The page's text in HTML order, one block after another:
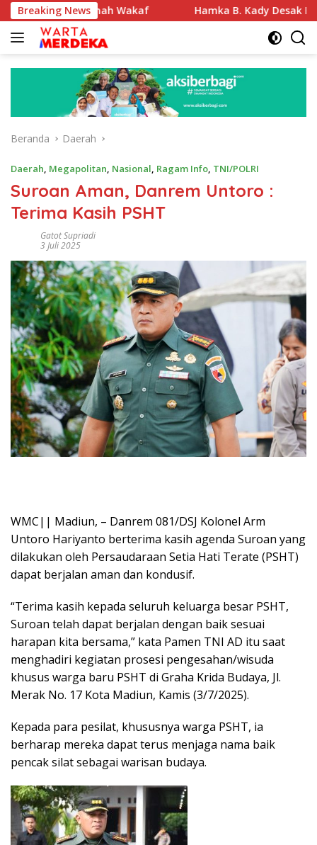
Langsung
ke
konten
Breaking News
Tanah Wakaf Hamka B. Kady Desak Evaluasi
Beranda Daerah
Daerah, Megapolitan, Nasional, Ragam Info, TNI/POLRI
Suroan Aman, Danrem Untoro :
Terima Kasih PSHT
Gatot Supriadi
3 Juli 2025
WMC|| Madiun, – Danrem 081/DSJ Kolonel Arm
Untoro Hariyanto berterima kasih agenda Suroan yang
dilakukan oleh Persaudaraan Setia Hati Terate (PSHT)
dapat berjalan aman dan kondusif.
“Terima kasih kepada seluruh keluarga besar PSHT,
Suroan telah dapat berjalan dengan baik sesuai
harapan kita bersama,” kata Pamen TNI AD itu saat
menghadiri kegiatan prosesi pengesahan/wisuda
khusus warga baru PSHT di Graha Krida Budaya, Jl.
Merak No. 17 Kota Madiun, Kamis (3/7/2025).
Kepada para pesilat, khususnya warga PSHT, ia
berharap mereka dapat terus menjaga nama baik
pencak silat sebagai warisan budaya.